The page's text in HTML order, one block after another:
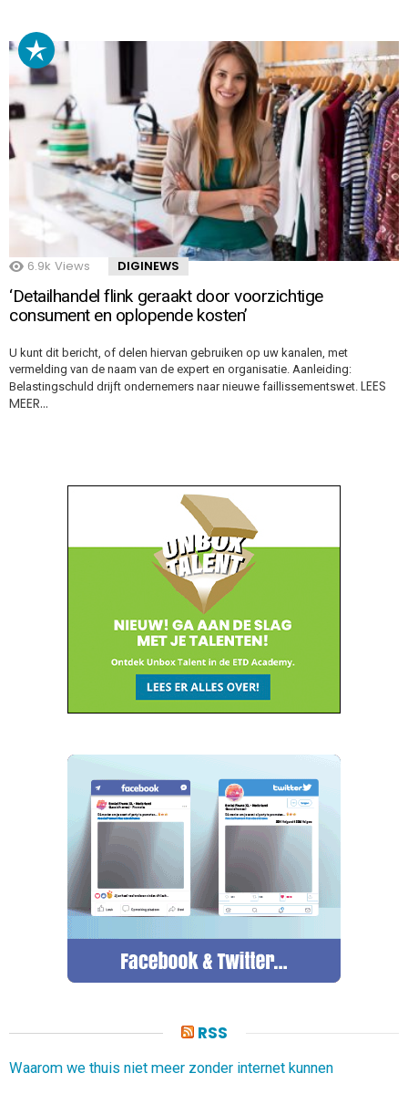
6.9k Views DIGINEWS
‘Detailhandel flink geraakt door voorzichtige
consument en oplopende kosten’
U kunt dit bericht, of delen hiervan gebruiken op uw kanalen, met
vermelding van de naam van de expert en organisatie. Aanleiding:
Belastingschuld drijft ondernemers naar nieuwe faillissementswet. LEES
MEER…
RSS
Waarom we thuis niet meer zonder internet kunnen